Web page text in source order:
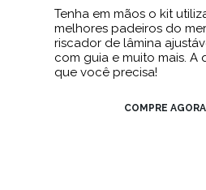
Tenha em mãos o kit
melhores padeiros do
riscador de lâmina
com guia e muito mais. A
que você precisa!
COMPRE AGORA